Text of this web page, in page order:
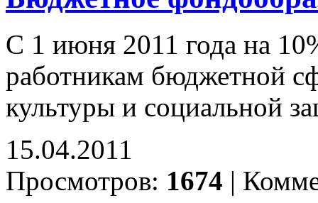
С 1 июня 2011 года на
работникам бюджетной
культуры и социальной
15.04.2011
Просмотров: 1674 |